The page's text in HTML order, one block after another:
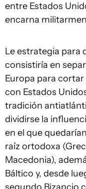
entre Estados
encarna
Le estrategia para
consistiría en
Europa para
con Estados
tradición
dividirse la
en el que
raíz ortodoxa
Macedonia),
Báltico y, desde